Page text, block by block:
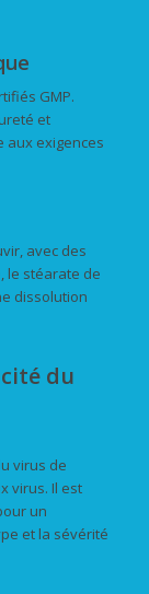
GMP.
et
aux exigences
avec des
le stéarate de
dissolution
du
virus de
virus. Il est
un
et la sévérité